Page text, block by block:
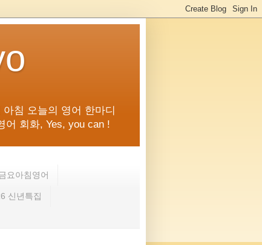
침 오늘의 영어 한마디
어 회화, Yes, you can !
요아침영어
신년특집